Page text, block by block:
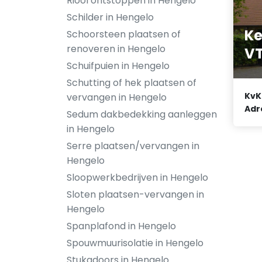
Schilder in Hengelo
Schoorsteen plaatsen of
renoveren in Hengelo
Schuifpuien in Hengelo
Schutting of hek plaatsen of
vervangen in Hengelo
Sedum dakbedekking aanleggen
in Hengelo
Serre plaatsen/vervangen in
Hengelo
Sloopwerkbedrijven in Hengelo
Sloten plaatsen-vervangen in
Hengelo
Spanplafond in Hengelo
Spouwmuurisolatie in Hengelo